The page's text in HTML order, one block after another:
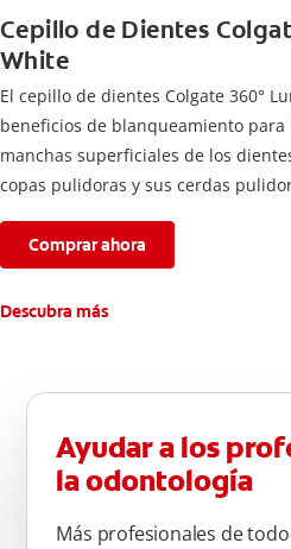
Cepillo de Dientes
White
El cepillo de dientes Colgate 360°
beneficios de blanqueamiento para
manchas superficiales de los
copas pulidoras y sus cerdas
Comprar ahora
Descubra más
Ayudar a los
la odontología
Más profesionales de